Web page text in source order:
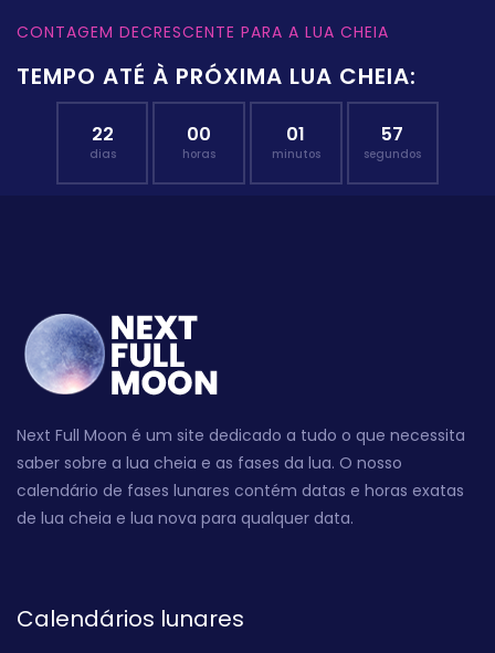
CONTAGEM DECRESCENTE PARA A LUA CHEIA
TEMPO ATÉ À PRÓXIMA LUA CHEIA:
22
dias
00
horas
01
minutos
56
segundos
Next Full Moon é um site dedicado a tudo o que necessita
saber sobre a lua cheia e as fases da lua. O nosso
calendário de fases lunares contém datas e horas exatas
de lua cheia e lua nova para qualquer data.
Calendários lunares